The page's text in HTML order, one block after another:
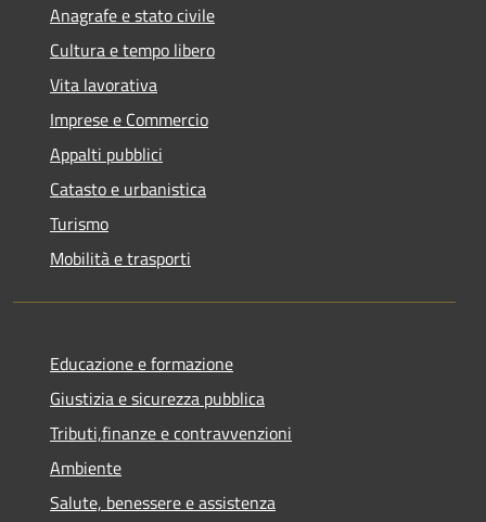
Anagrafe e stato civile
Cultura e tempo libero
Vita lavorativa
Imprese e Commercio
Appalti pubblici
Catasto e urbanistica
Turismo
Mobilità e trasporti
Educazione e formazione
Giustizia e sicurezza pubblica
Tributi,finanze e contravvenzioni
Ambiente
Salute, benessere e assistenza